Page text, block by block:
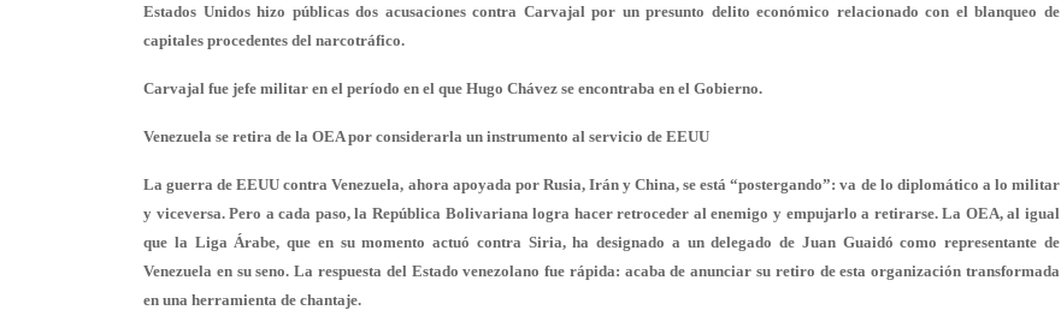
Estados Unidos hizo públicas dos acusaciones contra Carvajal por un presunto delito económico relacionado con el blanqueo de
capitales procedentes del narcotráfico.
Carvajal fue jefe militar en el período en el que Hugo Chávez se encontraba en el Gobierno.
Venezuela se retira de la OEA por considerarla un instrumento al servicio de EEUU
La guerra de EEUU contra Venezuela, ahora apoyada por Rusia, Irán y China, se está “postergando”: va de lo diplomático a lo militar
y viceversa. Pero a cada paso, la República Bolivariana logra hacer retroceder al enemigo y empujarlo a retirarse. La OEA, al igual
que la Liga Árabe, que en su momento actuó contra Siria, ha designado a un delegado de Juan Guaidó como representante de
Venezuela en su seno. La respuesta del Estado venezolano fue rápida: acaba de anunciar su retiro de esta organización transformada
en una herramienta de chantaje.